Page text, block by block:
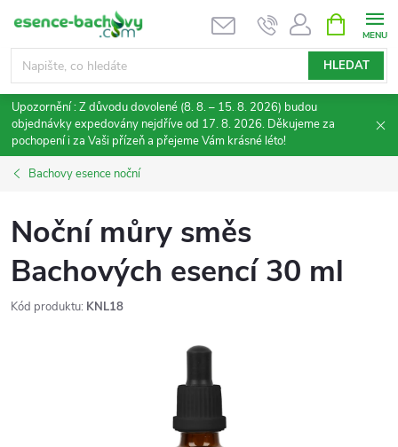
obsah
HLEDAT
NÁKUPNÍ
KOŠÍK
Upozornění : Z důvodu dovolené (8. 8. – 15. 8. 2026) budou
objednávky expedovány nejdříve od 17. 8. 2026. Děkujeme za
pochopení i za Vaši přízeň a přejeme Vám krásné léto!
Bachovy esence noční
Noční můry směs
Bachových esencí 30 ml
Kód produktu: KNL18